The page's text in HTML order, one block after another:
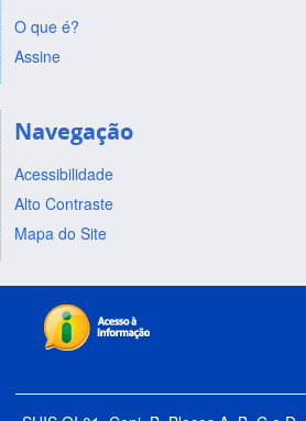
O que é?
Assine
Navegação
Acessibilidade
Alto Contraste
Mapa do Site